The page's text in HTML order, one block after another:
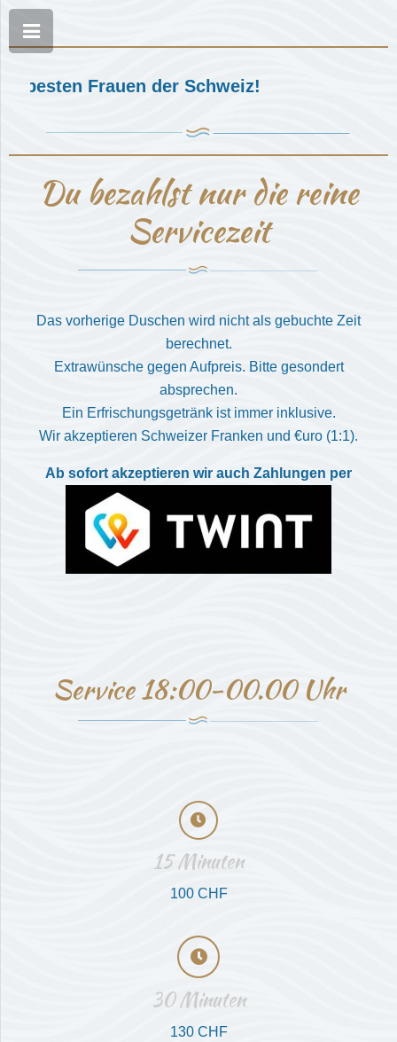
besten Frauen der Schweiz!
Du bezahlst nur die reine
Servicezeit
Das vorherige Duschen wird nicht als gebuchte Zeit
berechnet.
Extrawünsche gegen Aufpreis. Bitte gesondert
absprechen.
Ein Erfrischungsgetränk ist immer inklusive.
Wir akzeptieren Schweizer Franken und €uro (1:1).
Ab sofort akzeptieren wir auch Zahlungen per
Service 18:00-00.00 Uhr
15 Minuten
100 CHF
30 Minuten
130 CHF